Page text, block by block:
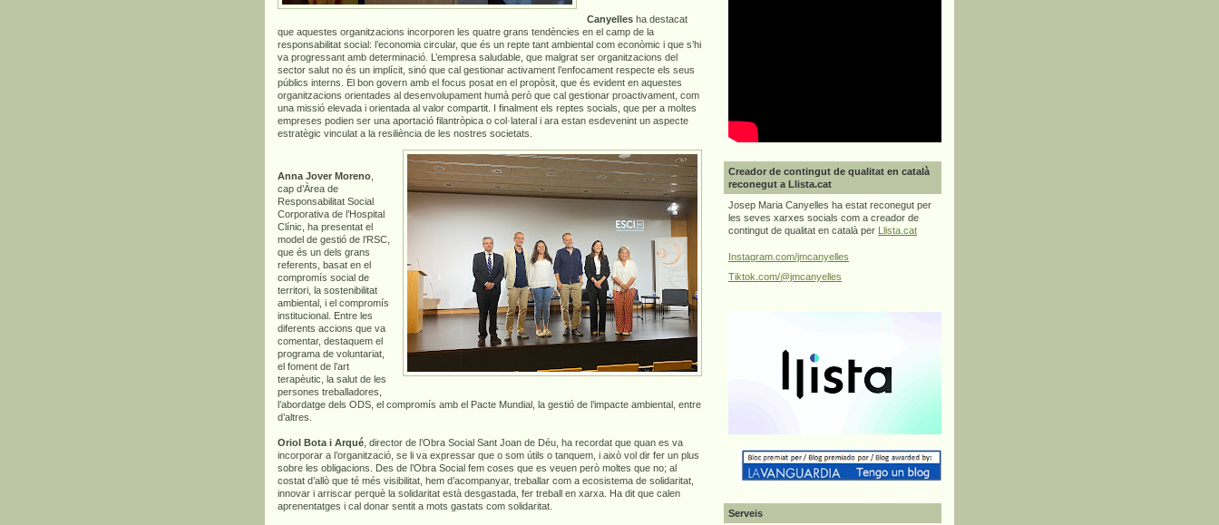
Canyelles ha destacat
que aquestes organitzacions incorporen les quatre grans tendències en el camp de la
responsabilitat social: l’economia circular, que és un repte tant ambiental com econòmic i que s’hi
va progressant amb determinació. L’empresa saludable, que malgrat ser organitzacions del
sector salut no és un implícit, sinó que cal gestionar activament l’enfocament respecte els seus
públics interns. El bon govern amb el focus posat en el propòsit, que és evident en aquestes
organitzacions orientades al desenvolupament humà però que cal gestionar proactivament, com
una missió elevada i orientada al valor compartit. I finalment els reptes socials, que per a moltes
empreses podien ser una aportació filantròpica o col·lateral i ara estan esdevenint un aspecte
estratègic vinculat a la resiliència de les nostres societats.
Anna Jover Moreno
cap d’Àrea de
Responsabilitat Social
Corporativa de l’Hospital
Clínic, ha presentat el
model de gestió de l’RSC,
que és un dels grans
referents, basat en el
compromís social de
territori, la sostenibilitat
ambiental, i el compromís
institucional. Entre les
diferents accions que va
comentar, destaquem el
programa de voluntariat,
el foment de l’art
terapèutic, la salut de les
persones treballadores,
l’abordatge dels ODS, el compromís amb el Pacte Mundial, la gestió de l’impacte ambiental, entre
d’altres.
Oriol Bota i Arqué , director de l’Obra Social Sant Joan de Déu, ha recordat que quan es va
incorporar a l’organització, se li va expressar que o som útils o tanquem, i això vol dir fer un plus
sobre les obligacions. Des de l’Obra Social fem coses que es veuen però moltes que no; al
costat d’allò que té més visibilitat, hem d’acompanyar, treballar com a ecosistema de solidaritat,
innovar i arriscar perquè la solidaritat està desgastada, fer treball en xarxa. Ha dit que calen
aprenentatges i cal donar sentit a mots gastats com solidaritat.
Creador de contingut de qualitat en català
reconegut a Llista.cat
Josep Maria Canyelles ha estat reconegut per
les seves xarxes socials com a creador de
contingut de qualitat en català per
Llista.cat
Instagram.com/jmcanyelles
Tiktok.com/@jmcanyelles
Serveis